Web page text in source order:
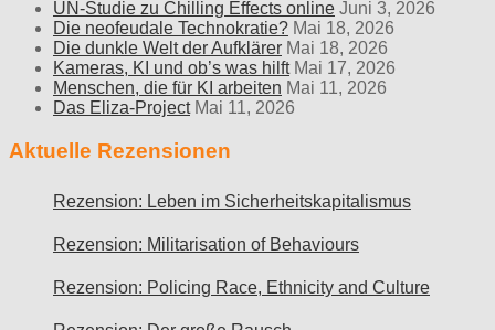
UN-Studie zu Chilling Effects online Juni 3, 2026
Die neofeudale Technokratie? Mai 18, 2026
Die dunkle Welt der Aufklärer Mai 18, 2026
Kameras, KI und ob’s was hilft Mai 17, 2026
Menschen, die für KI arbeiten Mai 11, 2026
Das Eliza-Project Mai 11, 2026
Aktuelle Rezensionen
Rezension: Leben im Sicherheitskapitalismus
Rezension: Militarisation of Behaviours
Rezension: Policing Race, Ethnicity and Culture